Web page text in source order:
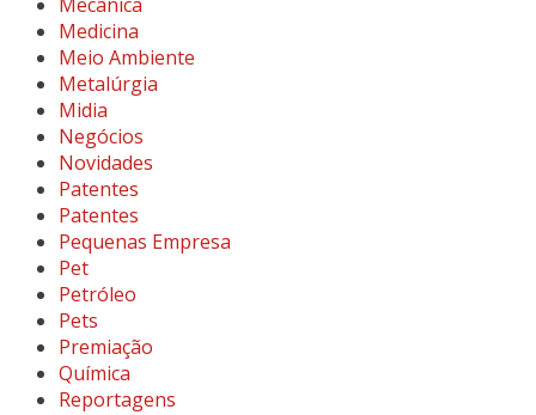
Medicina
Meio Ambiente
Metalúrgia
Midia
Negócios
Novidades
Patentes
Patentes
Pequenas Empresa
Pet
Petróleo
Pets
Premiação
Química
Reportagens